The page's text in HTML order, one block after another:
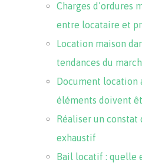
Charges d’ordures
entre locataire et
Location maison
tendances du
Document location
éléments doivent
Réaliser un constat
exhaustif
Bail locatif : quelle